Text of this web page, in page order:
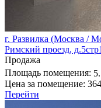
г. Развилка (Москва /
Римский проезд, д.5стр1
Продажа
Площадь помещения:
Цена за помещение:
Перейти